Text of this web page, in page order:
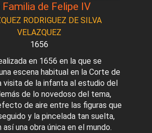
Familia de Felipe IV
RODRIGUEZ DE SILVA
VELAZQUEZ
1656
en 1656 en la que se
escena habitual en la Corte de
visita de la infanta al estudio del
de lo novedoso del tema,
de aire entre las figuras que
y la pincelada tan suelta,
así una obra única en el mundo.